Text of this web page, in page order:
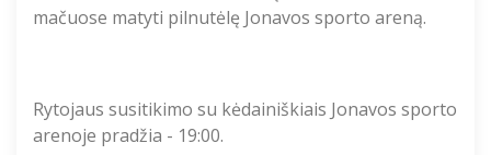
mačuose matyti pilnutėlę Jonavos sporto areną.
Rytojaus susitikimo su kėdainiškiais Jonavos sporto
arenoje pradžia - 19:00.